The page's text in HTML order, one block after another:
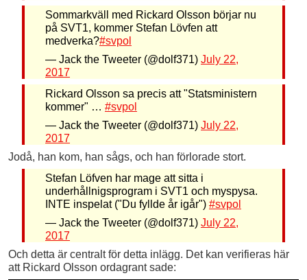
Sommarkväll med Rickard Olsson börjar nu
på SVT1, kommer Stefan Lövfen att
medverka?#svpol
— Jack the Tweeter (@dolf371) July 22,
2017
Rickard Olsson sa precis att "Statsministern
kommer" … #svpol
— Jack the Tweeter (@dolf371) July 22,
2017
Jodå, han kom, han sågs, och han förlorade stort.
Stefan Löfven har mage att sitta i
underhållnigsprogram i SVT1 och myspysa.
INTE inspelat ("Du fyllde år igår") #svpol
— Jack the Tweeter (@dolf371) July 22,
2017
Och detta är centralt för detta inlägg. Det kan verifieras här
att Rickard Olsson ordagrant sade: